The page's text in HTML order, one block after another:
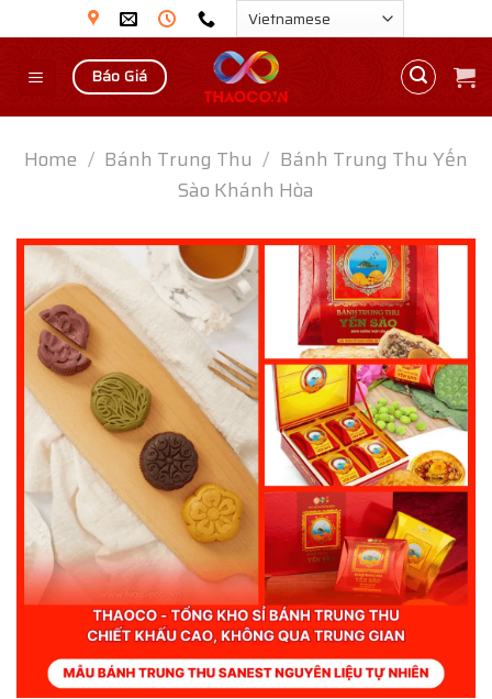
to
content
Báo Giá
Home / Bánh Trung Thu / Bánh Trung Thu Yến
Sào Khánh Hòa